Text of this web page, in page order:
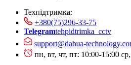
Техпідтримка:
+380(75)296-33-75
Telegramtehpidtrimka_cctv
support@dahua-
пн, вт, чт, пт: 10:00-15:00